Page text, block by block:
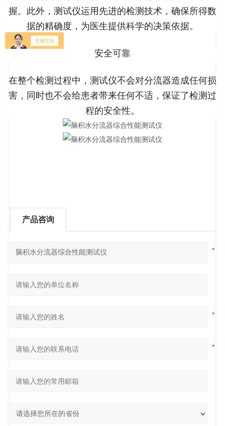
握。此外，测试仪运用先进的检测技术，确保所得数
据的精确度，为医生提供科学的决策依据。
安全可靠
在整个检测过程中，测试仪不会对分流器造成任何损
害，同时也不会给患者带来任何不适，保证了检测过
程的安全性。
产品咨询